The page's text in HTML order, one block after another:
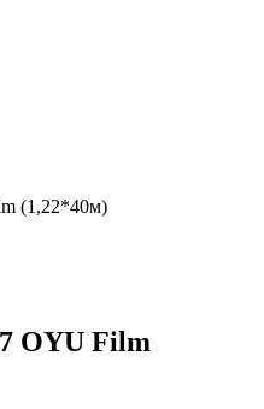
(1,22*40м)
OYU Film